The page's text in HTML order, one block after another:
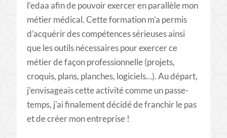
l’edaa afin de pouvoir exercer en parallèle mon
métier médical. Cette formation m’a permis
d’acquérir des compétences sérieuses ainsi
que les outils nécessaires pour exercer ce
métier de façon professionnelle (projets,
croquis, plans, planches, logiciels…). Au départ,
j’envisageais cette activité comme un passe-
temps, j'ai finalement décidé de franchir le pas
et de créer mon entreprise !